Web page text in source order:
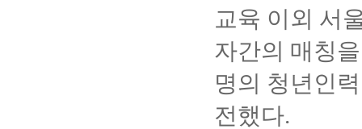
교육 이외 서
자간의 매칭
명의 청년인
전했다.